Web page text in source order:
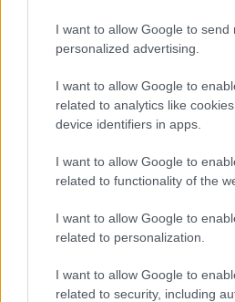
I want to allow Google to send
personalized advertising.
I want to allow Google to
related to analytics like
device identifiers in apps.
I want to allow Google to
related to functionality of the
I want to allow Google to
related to personalization.
I want to allow Google to
related to security, including
Και να ξέρουμε ότι έχουν
του ελληνικού λαού και
σε ό,τι αφορά τις θέσεις
μας θέματα. Θεωρώ ότι το
ικανοποιημένοιεπειδή
να μην κάνει θερμό επεισόδιο
ότι δεν θα κάνει–, είναι
κυρώσεις. Εδώ έχουμε μια
καταλάβει αυτό;»,